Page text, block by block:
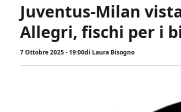
Juventus-Milan
Allegri, fischi per i
7 Ottobre 2025 - 19:00di Laura Bisogno